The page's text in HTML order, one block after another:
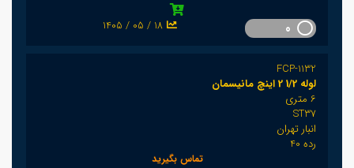
1405 / 05 / 18
FCP-1132
لوله 1/2 2 اینچ مانیسمان
6 متری
ST37
انبار تهران
رده 40
تماس بگیرید